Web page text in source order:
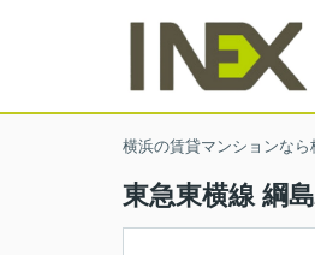
横浜の賃貸マンションな
東急東横線 綱